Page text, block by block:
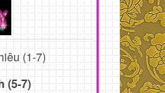
(1-7)
(5-7)